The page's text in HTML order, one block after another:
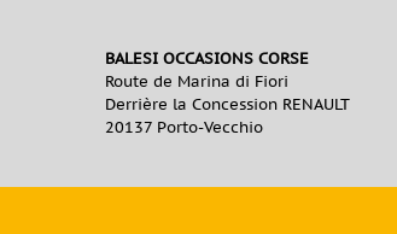
BALESI OCCASIONS CORSE
Route de Marina di Fiori
Derrière la Concession RENAULT
20137 Porto-Vecchio